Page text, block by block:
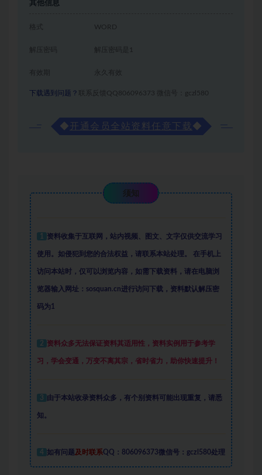
其他信息
格式 WORD
解压密码是1
有效期 永久有效
下载遇到问题？ 联系反馈QQ806096373 微信号：gczl580
◆ 开通会员全站资料任意下载◆
须知
1 资料收集于互联网 ， 站内视频、图文、文字仅供交流学习
使用。如侵犯到您的合法权益，请联系本站处理。 在手机上
访问本站时，仅可以浏览内容，如需下载资料，请在电脑浏
览器输入网址：sosquan.cn进行访问下载， 资料默认解压密
码为1
2 资料众多无法保证资料其适用性，资料实例 用于参考学
习，学会变通，万变不离其宗，省时省力，助你快速提升！
3 由于本站收录资料众多，有个别资料可能出现重复，请悉
知。
4 如有问题及时联系QQ：806096373微信号：gczl580处理